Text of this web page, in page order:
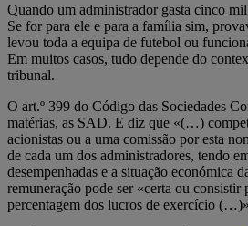
Quando um administrador gasta cinco
Se for para ele e para a família sim,
levou toda a equipa de futebol ou
Em muitos casos, tudo depende do
tribunal.
O art.º 399 do Código das Sociedades
matérias, as SAD. E diz que «(…)
acionistas ou a uma comissão por esta
de cada um dos administradores, tendo
desempenhadas e a situação económica
remuneração pode ser «certa ou consistir
percentagem dos lucros de exercício